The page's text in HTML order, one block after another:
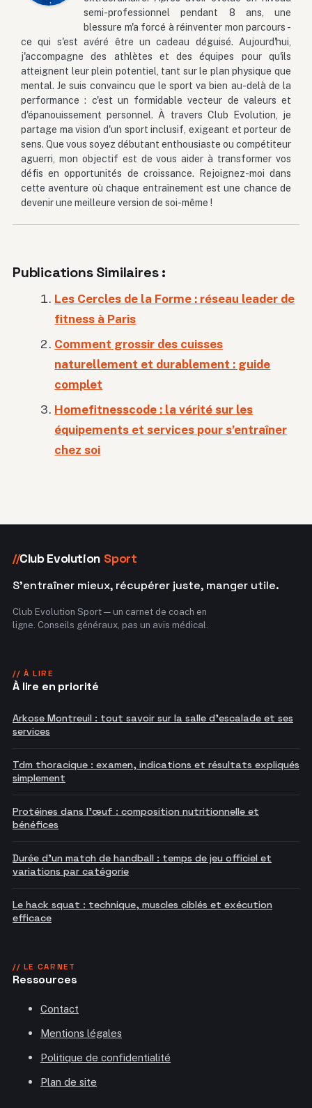
semi-professionnel pendant 8 ans, une
blessure m'a forcé à réinventer mon parcours -
ce qui s'est avéré être un cadeau déguisé. Aujourd'hui,
j'accompagne des athlètes et des équipes pour qu'ils
atteignent leur plein potentiel, tant sur le plan physique que
mental. Je suis convaincu que le sport va bien au-delà de la
performance : c'est un formidable vecteur de valeurs et
d'épanouissement personnel. À travers Club Evolution, je
partage ma vision d'un sport inclusif, exigeant et porteur de
sens. Que vous soyez débutant enthousiaste ou compétiteur
aguerri, mon objectif est de vous aider à transformer vos
défis en opportunités de croissance. Rejoignez-moi dans
cette aventure où chaque entraînement est une chance de
devenir une meilleure version de soi-même !
Publications Similaires :
Les Cercles de la Forme : réseau leader de
fitness à Paris
Comment grossir des cuisses
naturellement et durablement : guide
complet
Homefitnesscode : la vérité sur les
équipements et services pour s’entraîner
chez soi
//Club Evolution Sport
S'entraîner mieux, récupérer juste, manger utile.
Club Evolution Sport — un carnet de coach en
ligne. Conseils généraux, pas un avis médical.
// À LIRE
À lire en priorité
Arkose Montreuil : tout savoir sur la salle d'escalade et ses
services
Tdm thoracique : examen, indications et résultats expliqués
simplement
Protéines dans l'œuf : composition nutritionnelle et
bénéfices
Durée d'un match de handball : temps de jeu officiel et
variations par catégorie
Le hack squat : technique, muscles ciblés et exécution
efficace
// LE CARNET
Ressources
Contact
Mentions légales
Politique de confidentialité
Plan de site